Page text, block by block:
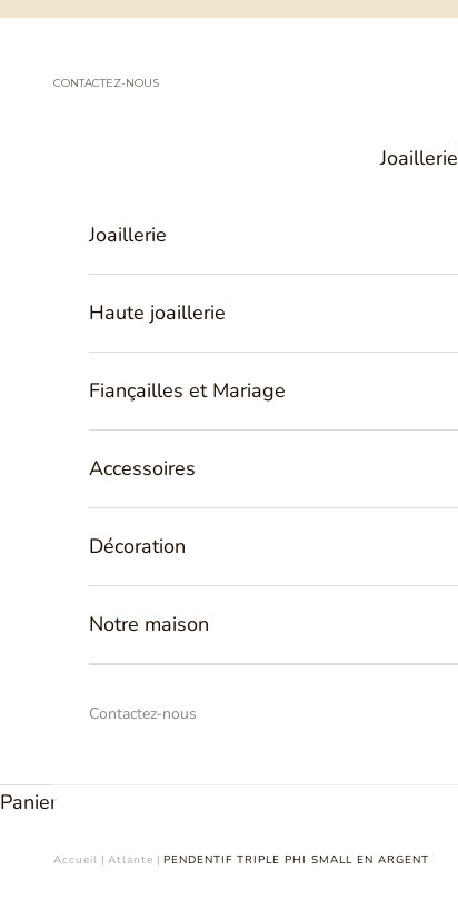
Passer au contenu
Joaillerie
CONTACTEZ-NOUS
Joaillerie
Haute joaillerie
Fiançailles et Mariage
Accessoires
Décoration
Notre maison
Contactez-nous
Panier
Accueil | Atlante | PENDENTIF TRIPLE PHI SMALL EN ARGENT